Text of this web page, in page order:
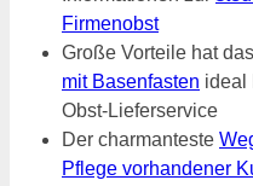
Firmenobst
Große Vorteile hat das
mit Basenfasten ideal
Obst-Lieferservice
Der charmanteste
Pflege vorhandener